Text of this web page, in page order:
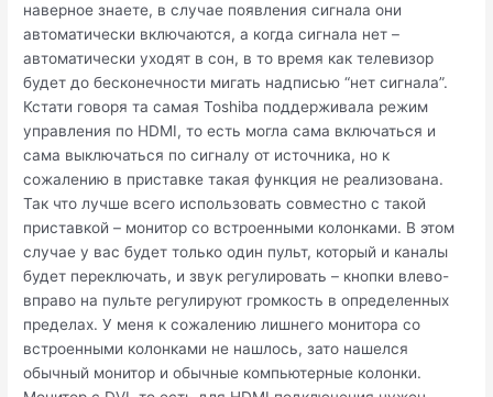
наверное знаете, в случае появления сигнала они
автоматически включаются, а когда сигнала нет –
автоматически уходят в сон, в то время как телевизор
будет до бесконечности мигать надписью “нет сигнала”.
Кстати говоря та самая Toshiba поддерживала режим
управления по HDMI, то есть могла сама включаться и
сама выключаться по сигналу от источника, но к
сожалению в приставке такая функция не реализована.
Так что лучше всего использовать совместно с такой
приставкой – монитор со встроенными колонками. В этом
случае у вас будет только один пульт, который и каналы
будет переключать, и звук регулировать – кнопки влево-
вправо на пульте регулируют громкость в определенных
пределах. У меня к сожалению лишнего монитора со
встроенными колонками не нашлось, зато нашелся
обычный монитор и обычные компьютерные колонки.